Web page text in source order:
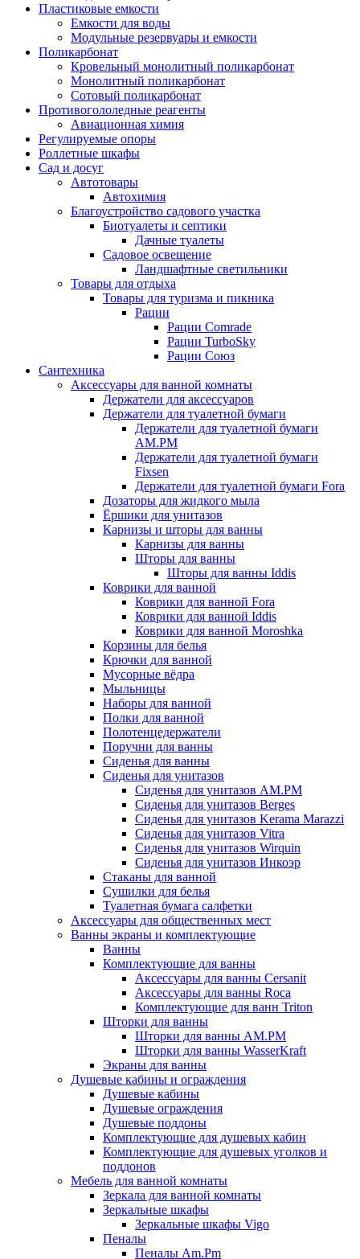
Пластиковые емкости
Емкости для воды
Модульные резервуары и емкости
Поликарбонат
Кровельный монолитный поликарбонат
Монолитный поликарбонат
Сотовый поликарбонат
Противогололедные реагенты
Авиационная химия
Регулируемые опоры
Роллетные шкафы
Сад и досуг
Автотовары
Автохимия
Благоустройство садового участка
Биотуалеты и септики
Дачные туалеты
Садовое освещение
Ландшафтные светильники
Товары для отдыха
Товары для туризма и пикника
Рации
Рации Comrade
Рации TurboSky
Рации Союз
Сантехника
Аксессуары для ванной комнаты
Держатели для аксессуаров
Держатели для туалетной бумаги
Держатели для туалетной бумаги
AM.PM
Держатели для туалетной бумаги
Fixsen
Держатели для туалетной бумаги Fora
Дозаторы для жидкого мыла
Ёршики для унитазов
Карнизы и шторы для ванны
Карнизы для ванны
Шторы для ванны
Шторы для ванны Iddis
Коврики для ванной
Коврики для ванной Fora
Коврики для ванной Iddis
Коврики для ванной Moroshka
Корзины для белья
Крючки для ванной
Мусорные вёдра
Мыльницы
Наборы для ванной
Полки для ванной
Полотенцедержатели
Поручни для ванны
Сиденья для ванны
Сиденья для унитазов
Сиденья для унитазов AM.PM
Сиденья для унитазов Berges
Сиденья для унитазов Kerama Marazzi
Сиденья для унитазов Vitra
Сиденья для унитазов Wirquin
Сиденья для унитазов Инкоэр
Стаканы для ванной
Сушилки для белья
Туалетная бумага салфетки
Аксессуары для общественных мест
Ванны экраны и комплектующие
Ванны
Комплектующие для ванны
Аксессуары для ванны Cersanit
Аксессуары для ванны Roca
Комплектующие для ванн Triton
Шторки для ванны
Шторки для ванны AM.PM
Шторки для ванны WasserKraft
Экраны для ванны
Душевые кабины и ограждения
Душевые кабины
Душевые ограждения
Душевые поддоны
Комплектующие для душевых кабин
Комплектующие для душевых уголков и
поддонов
Мебель для ванной комнаты
Зеркала для ванной комнаты
Зеркальные шкафы
Зеркальные шкафы Vigo
Пеналы
Пеналы Am.Pm